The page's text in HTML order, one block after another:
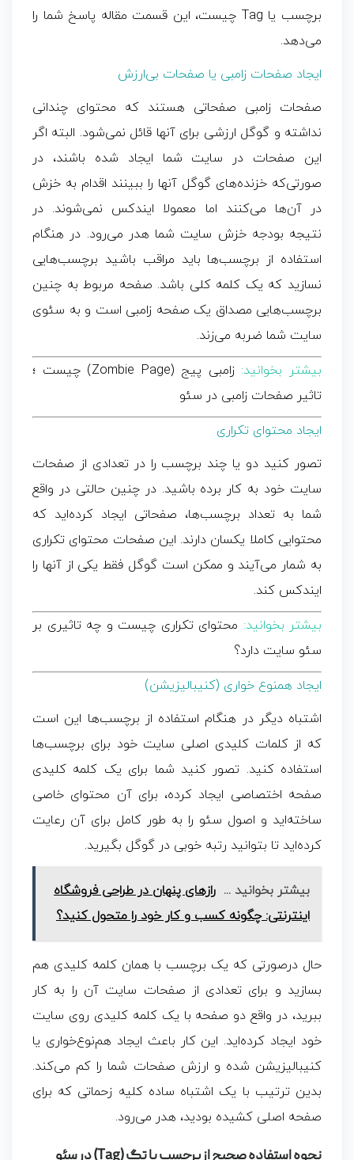
برچسب یا Tag چیست، این قسمت مقاله پاسخ شما را
می‌دهد.
ایجاد صفحات زامبی یا صفحات بی‌ارزش
صفحات زامبی صفحاتی هستند که محتوای چندانی
نداشته و گوگل ارزشی برای آنها قائل نمی‌شود. البته اگر
این صفحات در سایت شما ایجاد شده‌ باشند، در
صورتی‌که خزنده‌های گوگل آنها را ببینند اقدام به خزش
در آن‌ها می‌کنند اما معمولا ایندکس نمی‌شوند. در
نتیجه بودجه خزش سایت شما هدر می‌رود. در هنگام
استفاده از برچسب‌ها باید مراقب باشید برچسب‌هایی
نسازید که یک کلمه کلی باشد. صفحه مربوط به چنین
برچسب‌هایی مصداق یک صفحه زامبی است و به سئوی
سایت شما ضربه می‌زند.
بیشتر بخوانید:
زامبی پیج (Zombie Page) چیست ؛
تاثیر صفحات زامبی در سئو
ایجاد محتوای تکراری
تصور کنید دو یا چند برچسب را در تعدادی از صفحات
سایت خود به‌ کار برده باشید. در چنین حالتی در واقع
شما به تعداد برچسب‌ها، صفحاتی ایجاد کرده‌اید که
محتوایی کاملا یکسان دارند. این صفحات محتوای تکراری
به شمار می‌آیند و ممکن است گوگل فقط یکی از آنها را
ایندکس کند.
بیشتر بخوانید: محتوای تکراری چیست و چه تاثیری بر
سئو سایت دارد؟
ایجاد همنوع خواری (کنیبالیزیشن)
اشتباه دیگر در هنگام استفاده از برچسب‌ها این است
که از کلمات کلیدی اصلی سایت خود برای برچسب‌ها
استفاده کنید. تصور کنید شما برای یک کلمه کلیدی
صفحه اختصاصی ایجاد کرده، برای آن محتوای خاصی
ساخته‌اید و اصول سئو را به ‌طور کامل برای آن رعایت
کرده‌اید تا بتوانید رتبه خوبی در گوگل بگیرید.
بیشتر بخوانید ... رازهای پنهان در طراحی فروشگاه
اینترنتی: چگونه کسب و کار خود را متحول کنید؟
حال درصورتی که یک برچسب با همان کلمه کلیدی هم
بسازید و برای تعدادی از صفحات سایت آن را به ‌کار
ببرید، در واقع دو صفحه با یک کلمه کلیدی روی سایت
خود ایجاد کرده‌اید. این کار باعث ایجاد هم‌نوع‌خواری یا
کنیبالیزیشن شده و ارزش صفحات شما را کم می‌کند.
بدین‌ ترتیب با یک اشتباه ساده کلیه زحماتی که برای
صفحه اصلی کشیده ‌بودید، هدر می‌رود.